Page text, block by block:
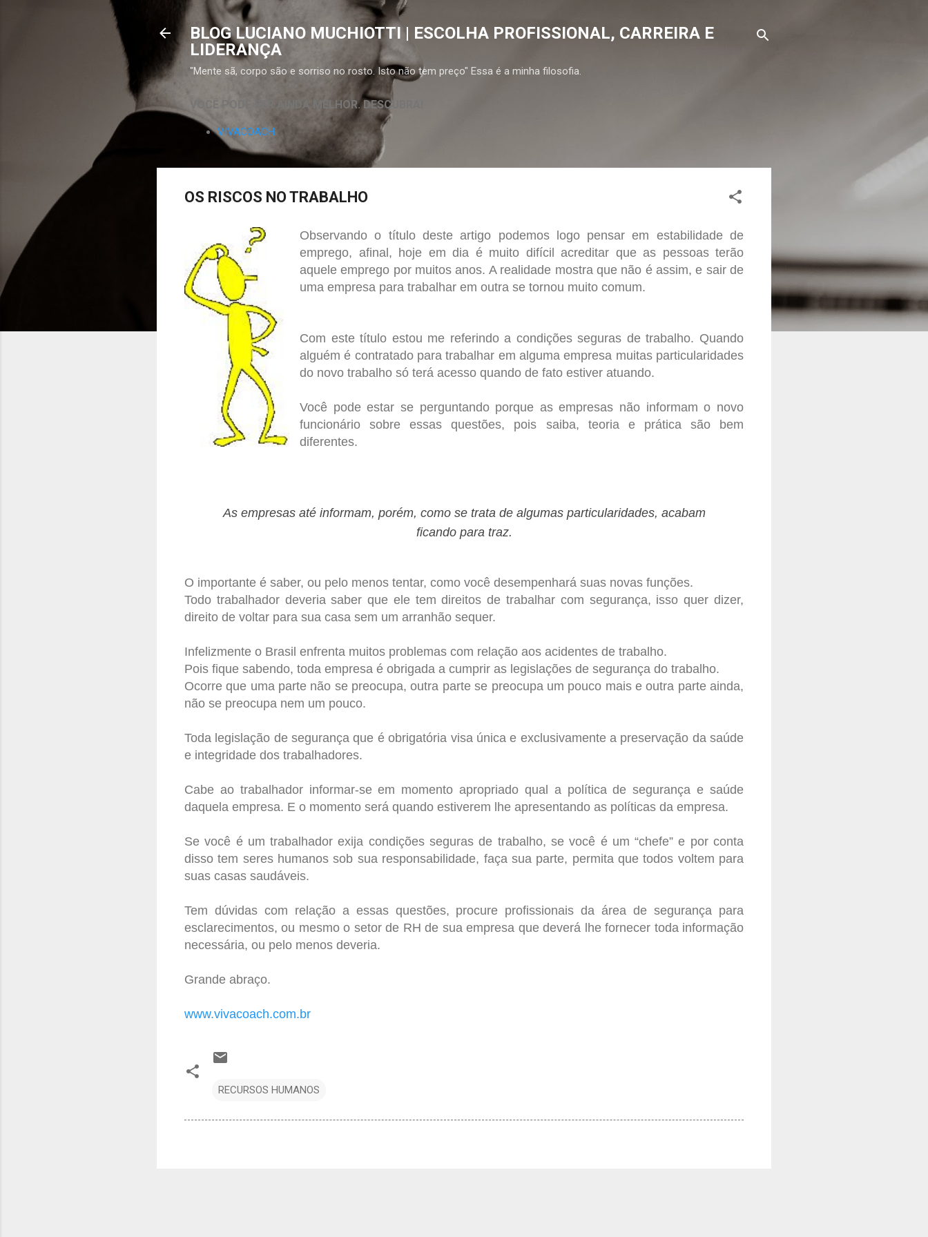
Pular para o conteúdo principal
BLOG LUCIANO MUCHIOTTI | ESCOLHA PROFISSIONAL, CARREIRA E
LIDERANÇA
"Mente sã, corpo são e sorriso no rosto. Isto não tem preço" Essa é a minha filosofia.
VOCÊ PODE SER AINDA MELHOR. DESCUBRA!
VIVACOACH
OS RISCOS NO TRABALHO
Observando o título deste artigo podemos logo pensar em estabilidade de
emprego, afinal, hoje em dia é muito difícil acreditar que as pessoas terão
aquele emprego por muitos anos. A realidade mostra que não é assim, e sair de
uma empresa para trabalhar em outra se tornou muito comum.
Com este título estou me referindo a condições seguras de trabalho. Quando
alguém é contratado para trabalhar em alguma empresa muitas particularidades
do novo trabalho só terá acesso quando de fato estiver atuando.
Você pode estar se perguntando porque as empresas não informam o novo
funcionário sobre essas questões, pois saiba, teoria e prática são bem
diferentes.
As empresas até informam, porém, como se trata de algumas particularidades, acabam
ficando para traz.
O importante é saber, ou pelo menos tentar, como você desempenhará suas novas funções.
Todo trabalhador deveria saber que ele tem direitos de trabalhar com segurança, isso quer dizer,
direito de voltar para sua casa sem um arranhão sequer.
Infelizmente o Brasil enfrenta muitos problemas com relação aos acidentes de trabalho.
Pois fique sabendo, toda empresa é obrigada a cumprir as legislações de segurança do trabalho.
Ocorre que uma parte não se preocupa, outra parte se preocupa um pouco mais e outra parte ainda,
não se preocupa nem um pouco.
Toda legislação de segurança que é obrigatória visa única e exclusivamente a preservação da saúde
e integridade dos trabalhadores.
Cabe ao trabalhador informar-se em momento apropriado qual a política de segurança e saúde
daquela empresa. E o momento será quando estiverem lhe apresentando as políticas da empresa.
Se você é um trabalhador exija condições seguras de trabalho, se você é um “chefe” e por conta
disso tem seres humanos sob sua responsabilidade, faça sua parte, permita que todos voltem para
suas casas saudáveis.
Tem dúvidas com relação a essas questões, procure profissionais da área de segurança para
esclarecimentos, ou mesmo o setor de RH de sua empresa que deverá lhe fornecer toda informação
necessária, ou pelo menos deveria.
Grande abraço.
www.vivacoach.com.br
RECURSOS HUMANOS